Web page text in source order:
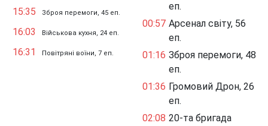
15:35 Зброя перемоги, 45 еп.
16:03 Військова кухня, 24 еп.
16:31 Повітряні воїни, 7 еп.
еп.
00:57 Арсенал світу, 56
еп.
01:16 Зброя перемоги, 48
еп.
01:36 Громовий Дрон, 26
еп.
02:08 20-та бригада